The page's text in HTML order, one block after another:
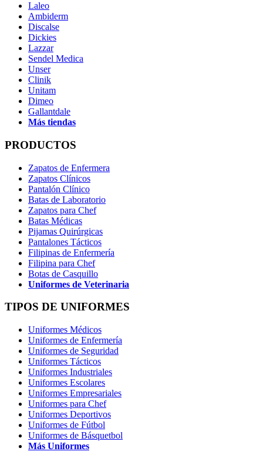
Laleo
Ambiderm
Discalse
Dickies
Lazzar
Sendel Medica
Unser
Clinik
Unitam
Dimeo
Gallantdale
Más tiendas
PRODUCTOS
Zapatos de Enfermera
Zapatos Clínicos
Pantalón Clínico
Batas de Laboratorio
Zapatos para Chef
Batas Médicas
Pijamas Quirúrgicas
Pantalones Tácticos
Filipinas de Enfermería
Filipina para Chef
Botas de Casquillo
Uniformes de Veterinaria
TIPOS DE UNIFORMES
Uniformes Médicos
Uniformes de Enfermería
Uniformes de Seguridad
Uniformes Tácticos
Uniformes Industriales
Uniformes Escolares
Uniformes Empresariales
Uniformes para Chef
Uniformes Deportivos
Uniformes de Fútbol
Uniformes de Básquetbol
Más Uniformes